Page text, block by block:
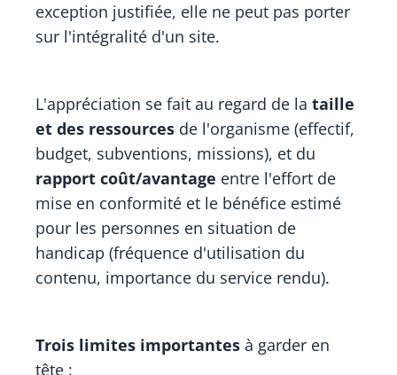
exception justifiée, elle ne peut pas porter
sur l'intégralité d'un site.
L'appréciation se fait au regard de la taille
et des ressources de l'organisme (effectif,
budget, subventions, missions), et du
rapport coût/avantage entre l'effort de
mise en conformité et le bénéfice estimé
pour les personnes en situation de
handicap (fréquence d'utilisation du
contenu, importance du service rendu).
Trois limites importantes à garder en
tête :